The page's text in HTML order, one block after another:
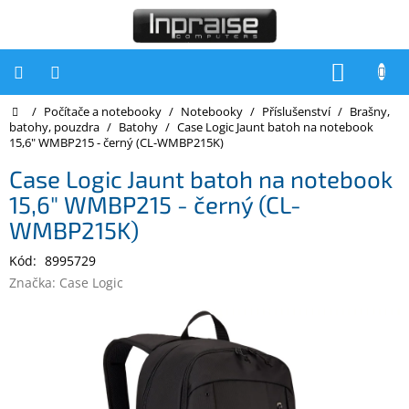
Počítače
Počítače
Notebooky
Tiskárny
Domů
/ Počítače a notebooky / Notebooky / Příslušenství / Brašny,
batohy, pouzdra / Batohy / Case Logic Jaunt batoh na notebook
15,6" WMBP215 - černý (CL-WMBP215K)
Case Logic Jaunt batoh na notebook
15,6" WMBP215 - černý (CL-
WMBP215K)
Kód: 8995729
Značka: Case Logic